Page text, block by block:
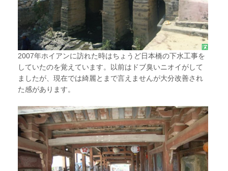
2007年ホイアンに訪れた時はちょうど日本橋の下水工事を
していたのを覚えています。以前はドブ臭いニオイがして
ましたが、現在では綺麗とまで言えませんが大分改善され
た感があります。